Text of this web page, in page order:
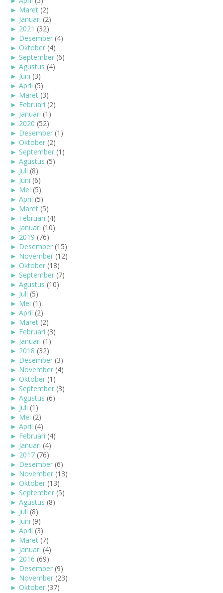
► Maret (2)
► Januari (2)
► 2021 (32)
► Desember (4)
► Oktober (4)
► September (6)
► Agustus (4)
► Juni (3)
► April (5)
► Maret (3)
► Februari (2)
► Januari (1)
► 2020 (52)
► Desember (1)
► Oktober (2)
► September (1)
► Agustus (5)
► Juli (8)
► Juni (6)
► Mei (5)
► April (5)
► Maret (5)
► Februari (4)
► Januari (10)
► 2019 (76)
► Desember (15)
► November (12)
► Oktober (18)
► September (7)
► Agustus (10)
► Juli (5)
► Mei (1)
► April (2)
► Maret (2)
► Februari (3)
► Januari (1)
► 2018 (32)
► Desember (3)
► November (4)
► Oktober (1)
► September (3)
► Agustus (6)
► Juli (1)
► Mei (2)
► April (4)
► Februari (4)
► Januari (4)
► 2017 (76)
► Desember (6)
► November (13)
► Oktober (13)
► September (5)
► Agustus (8)
► Juli (8)
► Juni (9)
► April (3)
► Maret (7)
► Januari (4)
► 2016 (69)
► Desember (9)
► November (23)
► Oktober (37)